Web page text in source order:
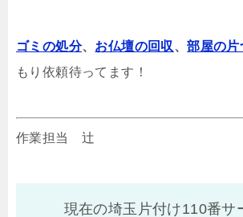
ゴミの処分、 お仏壇の回収、部屋の片
もり依頼待ってます！
作業担当 辻
現在の埼玉片付け110番サ